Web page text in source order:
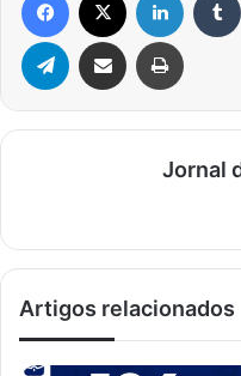
Telegram Compartilhar via e-mail Imprimir
Jornal
Artigos relacionados